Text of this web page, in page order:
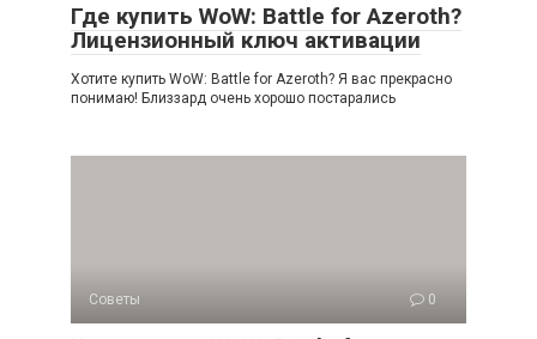
Где купить WoW: Battle for Azeroth?
Лицензионный ключ активации
Хотите купить WoW: Battle for Azeroth? Я вас прекрасно
понимаю! Близзард очень хорошо постарались
Советы 0